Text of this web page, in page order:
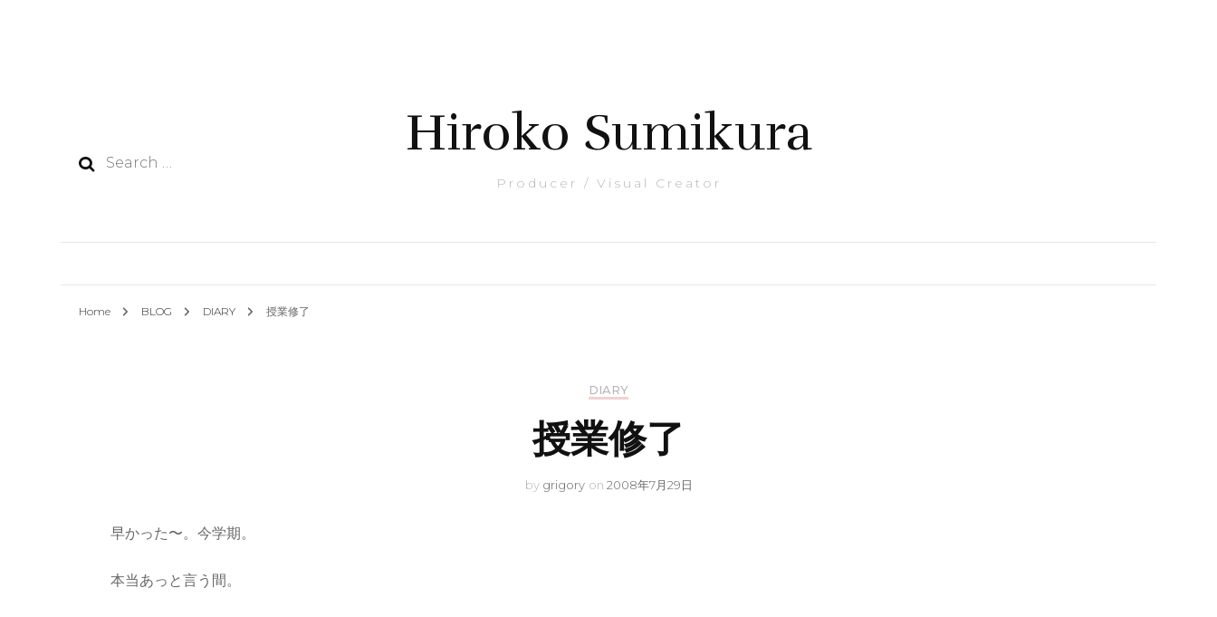
Search
Hiroko Sumikura
Producer / Visual Creator
Home BLOG DIARY 授業修了
DIARY
授業修了
by grigory on 2008年7月29日
早かった〜。今学期。
本当あっと言う間。